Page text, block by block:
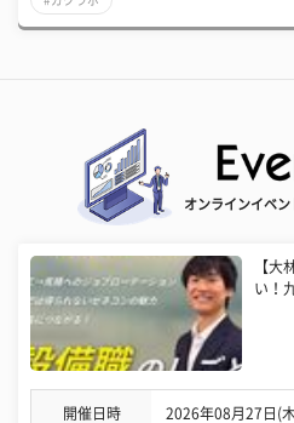
オンラインイベ
【大
い！
開催日時 2026年08月27日(